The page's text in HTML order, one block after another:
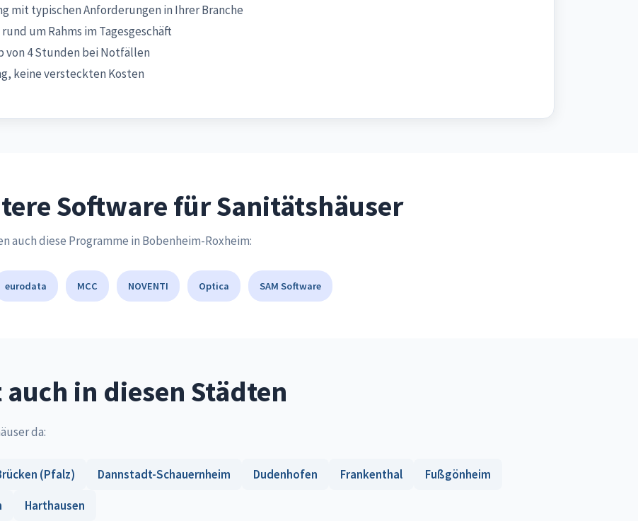
mit typischen Anforderungen in Ihrer Branche
um Rahms im Tagesgeschäft
von 4 Stunden bei Notfällen
keine versteckten Kosten
Software für Sanitätshäuser
auch diese Programme in Bobenheim-Roxheim:
eurodata MCC NOVENTI Optica SAM Software
in diesen Städten
da:
(Pfalz) Dannstadt-Schauernheim Dudenhofen Frankenthal
Fußgönheim
Harthausen